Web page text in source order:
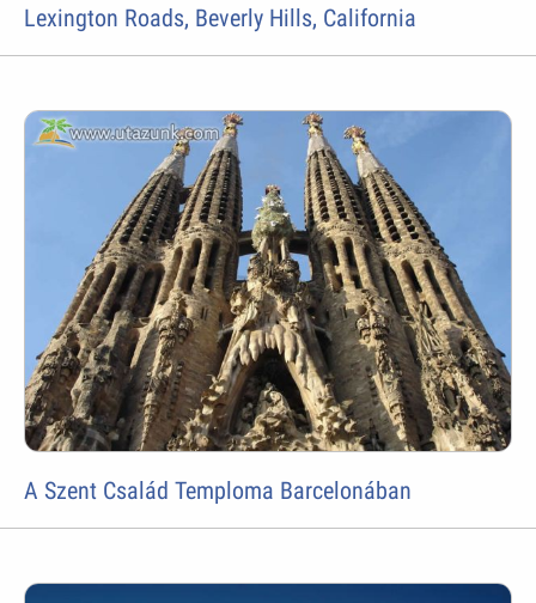
Lexington Roads, Beverly Hills, California
A Szent Család Temploma Barcelonában